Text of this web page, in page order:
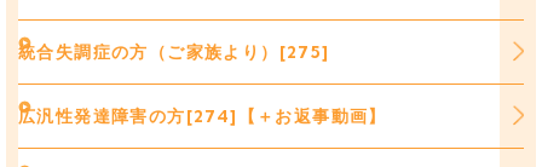
統合失調症の方（ご家族より）[275]
広汎性発達障害の方[274]【＋お返事動画】